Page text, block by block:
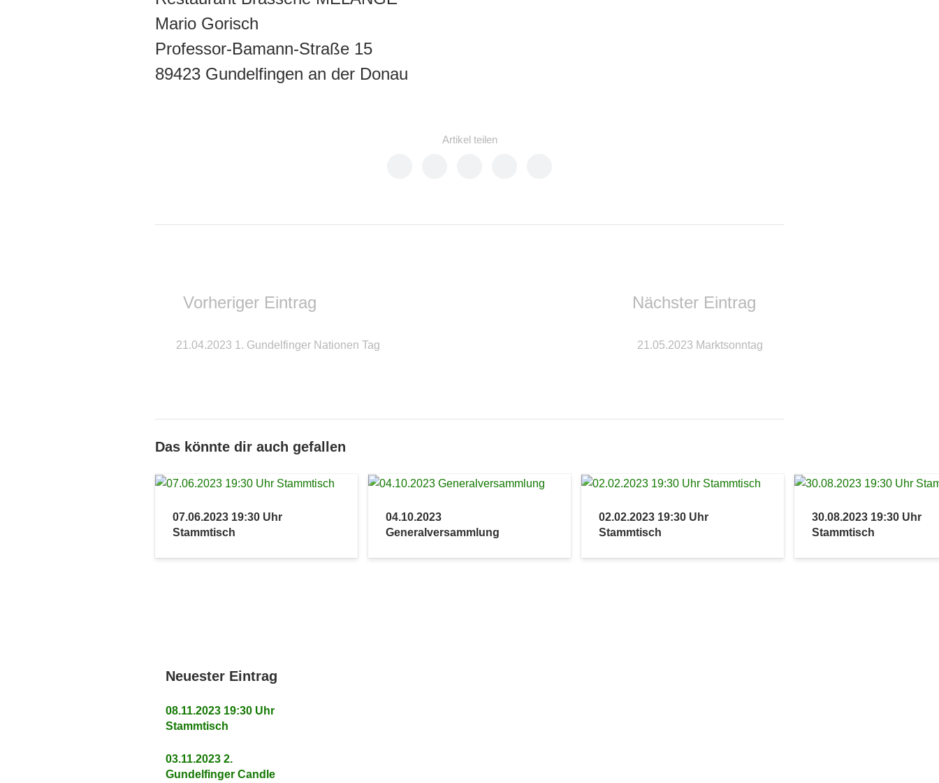
Mario Gorisch
Professor-Bamann-Straße 15
89423 Gundelfingen an der Donau
Artikel teilen
Vorheriger Eintrag
21.04.2023 1. Gundelfinger Nationen Tag
Nächster Eintrag
21.05.2023 Marktsonntag
Das könnte dir auch gefallen
07.06.2023 19:30 Uhr
Stammtisch
04.10.2023
Generalversammlung
02.02.2023 19:30 Uhr
Stammtisch
30.08.2023 19:30 Uhr
Stammtisch
Neuester Eintrag
08.11.2023 19:30 Uhr
Stammtisch
03.11.2023 2.
Gundelfinger Candle